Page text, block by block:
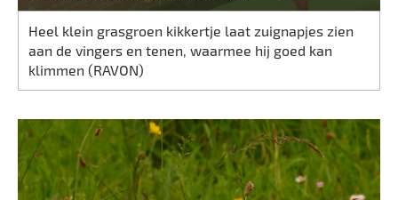
Heel klein grasgroen kikkertje laat zuignapjes zien
aan de vingers en tenen, waarmee hij goed kan
klimmen (RAVON)